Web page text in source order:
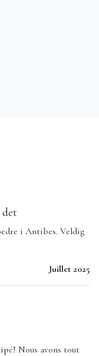
i Antibes. Veldig
Juillet 2025
Nous avons tout